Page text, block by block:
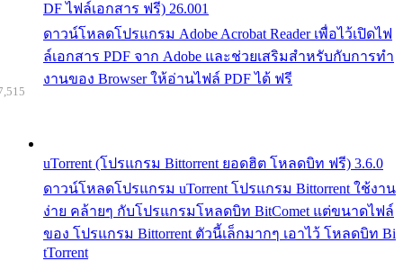
DF ไฟล์เอกสาร ฟรี) 26.001
ดาวน์โหลดโปรแกรม Adobe Acrobat Reader เพื่อไว้เปิดไฟ
ล์เอกสาร PDF จาก Adobe และช่วยเสริมสำหรับกับการทำ
งานของ Browser ให้อ่านไฟล์ PDF ได้ ฟรี
uTorrent (โปรแกรม Bittorrent ยอดฮิต โหลดบิท ฟรี) 3.6.0
ดาวน์โหลดโปรแกรม uTorrent โปรแกรม Bittorrent ใช้งาน
ง่าย คล้ายๆ กับโปรแกรมโหลดบิท BitComet แต่ขนาดไฟล์
ของ โปรแกรม Bittorrent ตัวนี้เล็กมากๆ เอาไว้ โหลดบิท Bi
tTorrent